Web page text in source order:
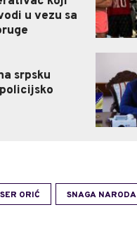
u vezu sa
srpsku
ORIĆ SNAGA NARODA